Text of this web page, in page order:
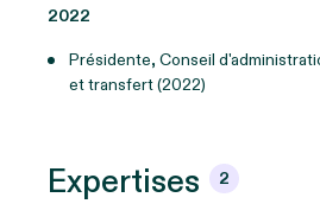
2022
Présidente, Conseil
et transfert (2022)
Expertises 2